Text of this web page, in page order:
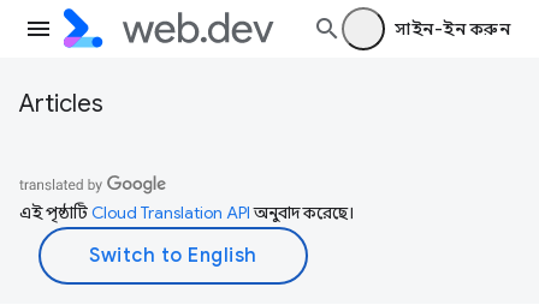
সাইন-ইন করুন
Articles
এই পৃষ্ঠাটিCloud Translation APIঅনুবাদ করেছে।